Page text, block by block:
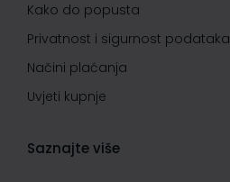
Kako do popusta
Privatnost i sigurnost podataka
Načini plaćanja
Uvjeti kupnje
Saznajte više